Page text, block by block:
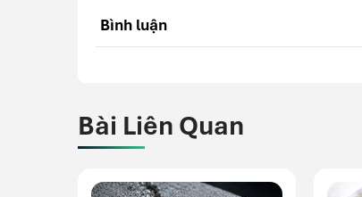
Bình luận
Bài Liên Quan